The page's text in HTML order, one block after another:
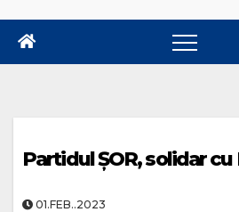
Partidul ȘOR, solidar
01.FEB..2023